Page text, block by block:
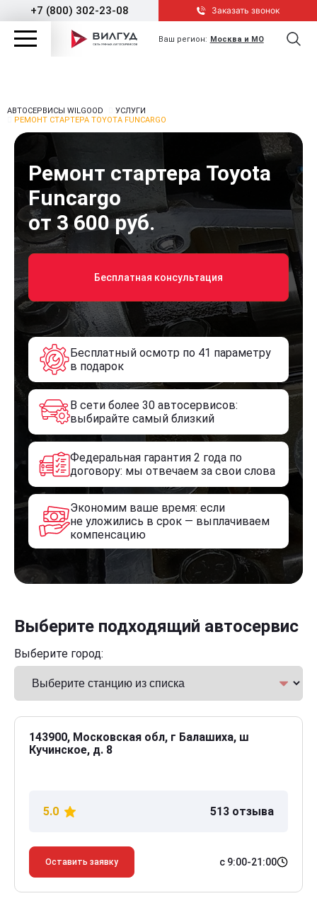
+7 (800) 302-23-08 Заказать звонок
Ваш регион: Москва и МО
АВТОСЕРВИСЫ WILGOOD
УСЛУГИ
РЕМОНТ СТАРТЕРА TOYOTA FUNCARGO
Ремонт стартера Toyota
Funcargo
от 3 600 руб.
Бесплатная консультация
Бесплатный осмотр по 41 параметру
в подарок
В сети более 30 автосервисов:
выбирайте самый близкий
Федеральная гарантия 2 года по
договору: мы отвечаем за свои слова
Экономим ваше время: если
не уложились в срок — выплачиваем
компенсацию
Выберите подходящий автосервис
Выберите город:
143900, Московская обл, г Балашиха, ш
Кучинское, д. 8
5.0 513 отзыва
Оставить заявку с 9:00-21:00